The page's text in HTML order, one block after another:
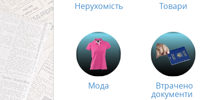
Нерухомість Товари
Мода Втрачено
документи